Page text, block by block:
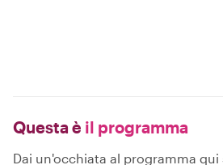
Questa è il programma
Dai un'occhiata al programma